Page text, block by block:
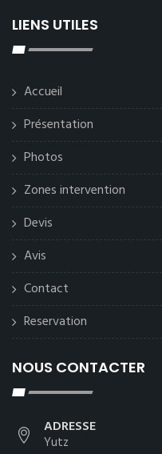
LIENS UTILES
Accueil
Présentation
Photos
Zones intervention
Devis
Avis
Contact
Reservation
NOUS CONTACTER
ADRESSE
Yutz